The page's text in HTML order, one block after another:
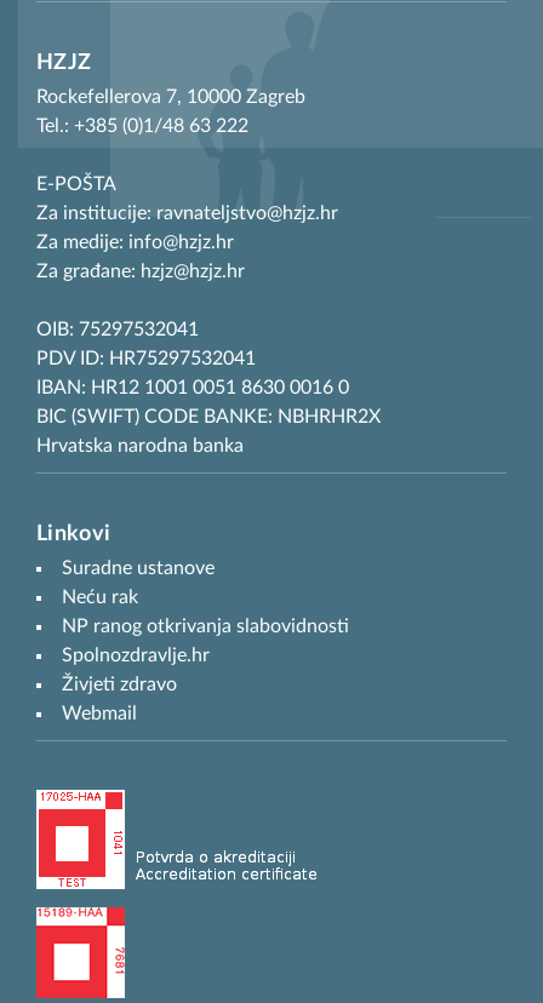
HZJZ
Rockefellerova 7, 10000 Zagreb
Tel.: +385 (0)1/48 63 222
E-POŠTA
Za institucije: ravnateljstvo@hzjz.hr
Za medije: info@hzjz.hr
Za građane: hzjz@hzjz.hr
OIB: 75297532041
PDV ID: HR75297532041
IBAN: HR12 1001 0051 8630 0016 0
BIC (SWIFT) CODE BANKE: NBHRHR2X
Hrvatska narodna banka
Linkovi
Suradne ustanove
Neću rak
NP ranog otkrivanja slabovidnosti
Spolnozdravlje.hr
Živjeti zdravo
Webmail